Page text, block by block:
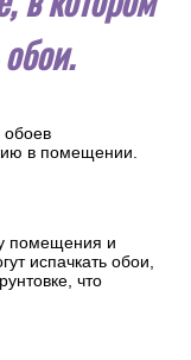
обоев
в помещении.
помещения и
испачкать обои,
что